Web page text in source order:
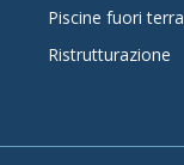
Piscine fuori terra
Ristrutturazione